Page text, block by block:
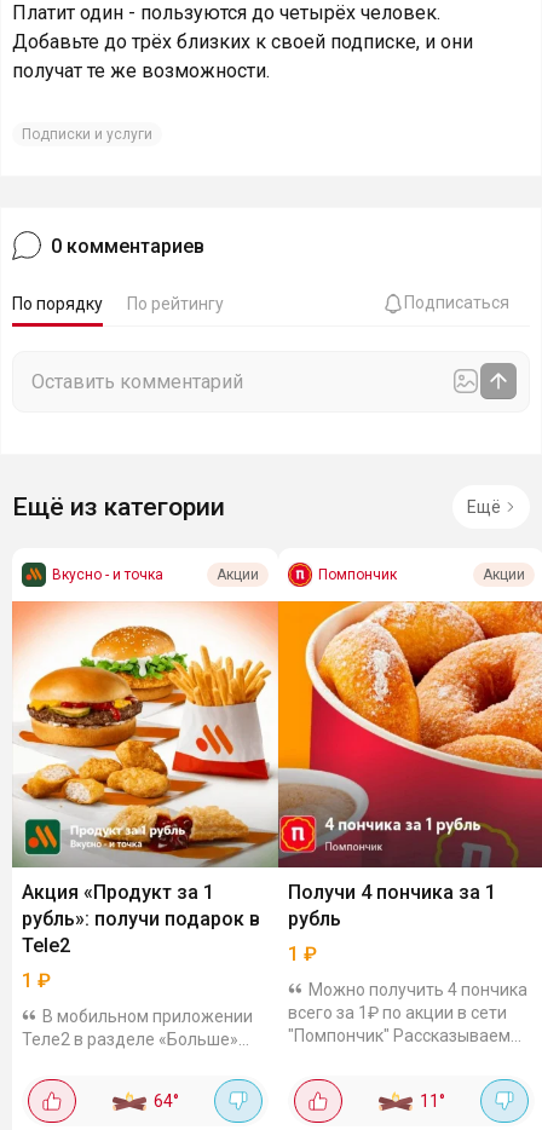
Платит один - пользуются до четырёх человек.
Добавьте до трёх близких к своей подписке, и они
получат те же возможности.
Подписки и услуги
0 комментариев
По порядку По рейтингу Подписаться
Ещё из категории Ещё
Вкусно - и точка Акции
Акция «Продукт за 1
рубль»: получи подарок в
Tele2
1 ₽
В мобильном приложении
Теле2 в разделе «Больше»
позволяет получить один из
популярных продуктов всего
64°
Помпончик Акции
Получи 4 пончика за 1
рубль
1 ₽
Можно получить 4 пончика
всего за 1₽ по акции в сети
"Помпончик" Рассказываем
в раздел «Больше» - «Еда»
(Купон можно получить в...
11°